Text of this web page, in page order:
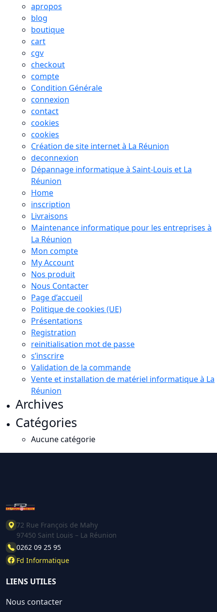
apropos
blog
boutique
cart
cgv
checkout
compte
Condition Générale
connexion
contact
cookies
cookies
Création de site internet à La Réunion
deconnexion
Dépannage informatique à Saint-Louis et La
Réunion
Home
inscription
Livraisons
Maintenance informatique pour les entreprises à
La Réunion
Mon compte
My Account
Nos produit
Nous Contacter
Page d’accueil
Politique de cookies (UE)
Présentations
Registration
reinitialisation mot de passe
s’inscrire
Validation de la commande
Vente et installation de matériel informatique à La
Réunion
Archives
Catégories
Aucune catégorie
72 Rue François de Mahy
97450 Saint Louis – La Réunion
0262 09 25 95
Fd Informatique
LIENS UTILES
Nous contacter